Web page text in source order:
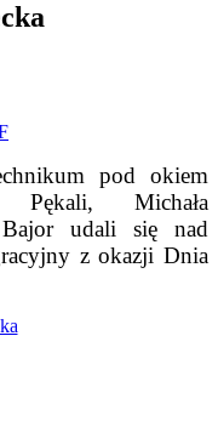
pod okiem
Michała
udali się nad
z okazji Dnia